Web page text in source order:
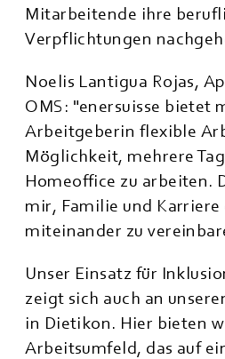
Mitarbeitende ihre
Verpflichtungen
Noelis Lantigua Rojas,
OMS: "enersuisse bietet
Arbeitgeberin flexible
Möglichkeit, mehrere
Homeoffice zu arbeiten.
mir, Familie und
miteinander zu
Unser Einsatz für
zeigt sich auch an
in Dietikon. Hier bieten
Arbeitsumfeld, das auf